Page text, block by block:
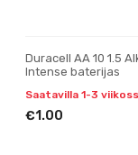
Duracell AA 10 1.5
Intense baterijas
Saatavilla 1-3
€1.00